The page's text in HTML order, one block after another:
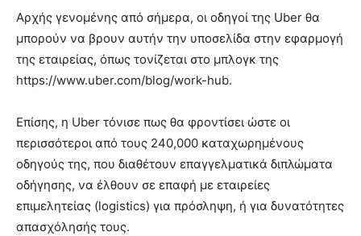
Αρχής γενομένης από σήμερα, οι οδηγοί της Uber θα
μπορούν να βρουν αυτήν την υποσελίδα στην εφαρμογή
της εταιρείας, όπως τονίζεται στο μπλογκ της
https://www.uber.com/blog/work-hub.
Επίσης, η Uber τόνισε πως θα φροντίσει ώστε οι
περισσότεροι από τους 240,000 καταχωρημένους
οδηγούς της, που διαθέτουν επαγγελματικά διπλώματα
οδήγησης, να έλθουν σε επαφή με εταιρείες
επιμελητείας (logistics) για πρόσληψη, ή για δυνατότητες
απασχόλησής τους.